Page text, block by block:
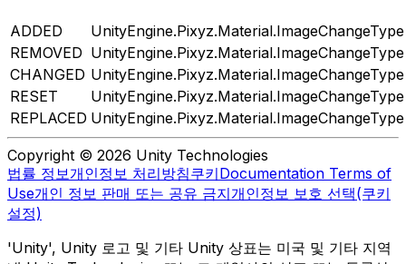
ADDED
UnityEngine.Pixyz.Material.ImageChangeType
REMOVED UnityEngine.Pixyz.Material.ImageChangeType
CHANGED UnityEngine.Pixyz.Material.ImageChangeType
RESET
UnityEngine.Pixyz.Material.ImageChangeType
REPLACED UnityEngine.Pixyz.Material.ImageChangeType
Copyright © 2026 Unity Technologies
법률 정보개인정보 처리방침쿠키Documentation Terms of
Use개인 정보 판매 또는 공유 금지개인정보 보호 선택(쿠키
설정)
'Unity', Unity 로고 및 기타 Unity 상표는 미국 및 기타 지역